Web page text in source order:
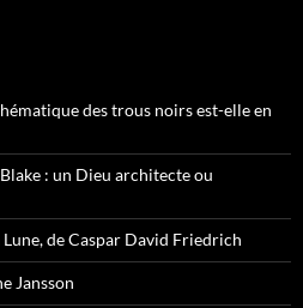
des trous noirs est-elle en
: un Dieu architecte ou
de Caspar David Friedrich
Jansson